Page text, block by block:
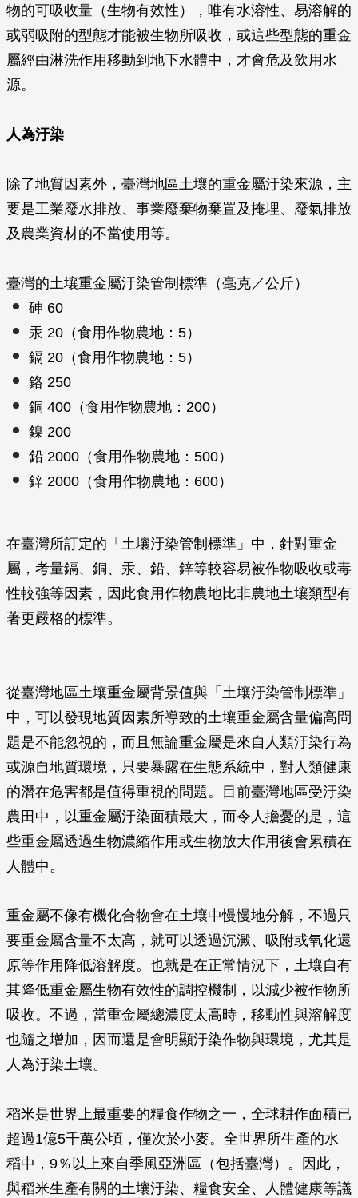
物的可吸收量（生物有效性），唯有水溶性、易溶解的
或弱吸附的型態才能被生物所吸收，或這些型態的重金
屬經由淋洗作用移動到地下水體中，才會危及飲用水
源。
人為汙染
除了地質因素外，臺灣地區土壤的重金屬汙染來源，主
要是工業廢水排放、事業廢棄物棄置及掩埋、廢氣排放
及農業資材的不當使用等。
臺灣的土壤重金屬汙染管制標準（毫克／公斤）
砷 60
汞 20（食用作物農地：5）
鎘 20（食用作物農地：5）
鉻 250
銅 400（食用作物農地：200）
鎳 200
鉛 2000（食用作物農地：500）
鋅 2000（食用作物農地：600）
在臺灣所訂定的「土壤汙染管制標準」中，針對重金
屬，考量鎘、銅、汞、鉛、鋅等較容易被作物吸收或毒
性較強等因素，因此食用作物農地比非農地土壤類型有
著更嚴格的標準。
從臺灣地區土壤重金屬背景值與「土壤汙染管制標準」
中，可以發現地質因素所導致的土壤重金屬含量偏高問
題是不能忽視的，而且無論重金屬是來自人類汙染行為
或源自地質環境，只要暴露在生態系統中，對人類健康
的潛在危害都是值得重視的問題。目前臺灣地區受汙染
農田中，以重金屬汙染面積最大，而令人擔憂的是，這
些重金屬透過生物濃縮作用或生物放大作用後會累積在
人體中。
重金屬不像有機化合物會在土壤中慢慢地分解，不過只
要重金屬含量不太高，就可以透過沉澱、吸附或氧化還
原等作用降低溶解度。也就是在正常情況下，土壤自有
其降低重金屬生物有效性的調控機制，以減少被作物所
吸收。不過，當重金屬總濃度太高時，移動性與溶解度
也隨之增加，因而還是會明顯汙染作物與環境，尤其是
人為汙染土壤。
稻米是世界上最重要的糧食作物之一，全球耕作面積已
超過1億5千萬公頃，僅次於小麥。全世界所生產的水
稻中，9％以上來自季風亞洲區（包括臺灣）。因此，
與稻米生產有關的土壤汙染、糧食安全、人體健康等議